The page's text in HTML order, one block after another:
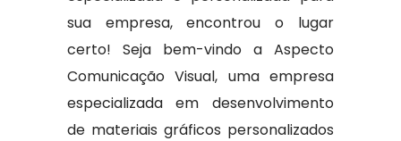
sua empresa, encontrou o lugar
certo! Seja bem-vindo a Aspecto
Comunicação Visual, uma empresa
especializada em desenvolvimento
de materiais gráficos personalizados